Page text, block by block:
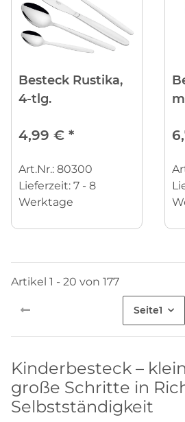
Besteck Rustika,
4-tlg.
4,99 € *
Art.Nr.: 80300
Lieferzeit: 7 - 8
Werktage
Artikel 1 - 20 von 177
Seite1
Kinderbesteck –
große Schritte in
Selbstständigkeit